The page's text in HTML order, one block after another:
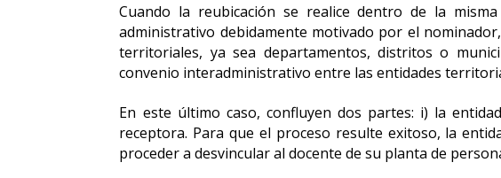
Cuando la reubicación se realice dentro de la
administrativo debidamente motivado por el
territoriales, ya sea departamentos, distritos o
convenio interadministrativo entre las entidades
En este último caso, confluyen dos partes: i) la
receptora. Para que el proceso resulte exitoso, la
proceder a desvincular al docente de su planta de